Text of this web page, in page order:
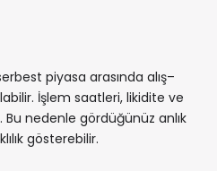
piyasa arasında alış–
İşlem saatleri, likidite ve
nedenle gördüğünüz anlık
gösterebilir.